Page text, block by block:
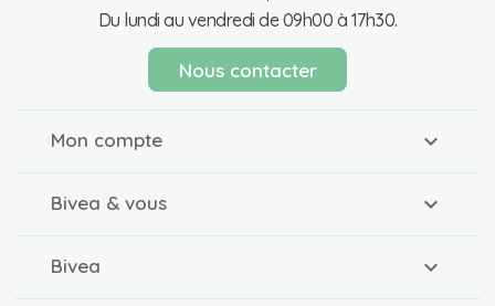
Du lundi au vendredi de 09h00 à 17h30.
Nous contacter
Mon compte
Bivea & vous
Bivea